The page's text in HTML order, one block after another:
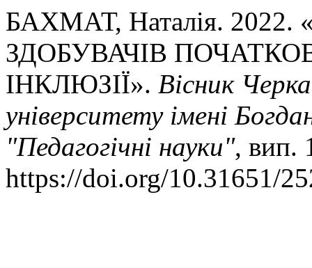
БАХМАТ, Наталія.
ЗДОБУВАЧІВ
ІНКЛЮЗІЇ». Вісник
університету імені
"Педагогічні науки", вип.
https://doi.org/10.31651/